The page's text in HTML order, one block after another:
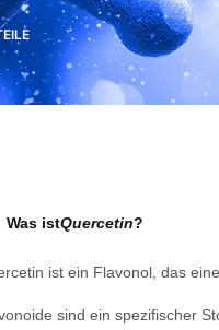
Was istQuercetin?
ist ein Flavonol, das
sind ein spezifischer